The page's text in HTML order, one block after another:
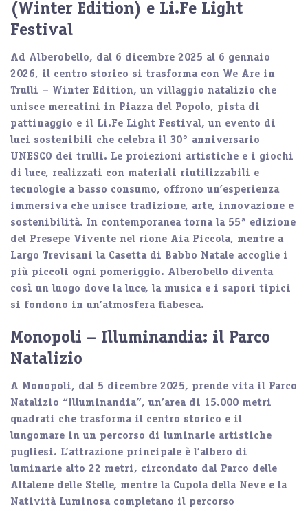
(Winter Edition) e Li.Fe Light
Festival
Ad Alberobello, dal 6 dicembre 2025 al 6 gennaio
2026, il centro storico si trasforma con We Are in
Trulli – Winter Edition, un villaggio natalizio che
unisce mercatini in Piazza del Popolo, pista di
pattinaggio e il Li.Fe Light Festival, un evento di
luci sostenibili che celebra il 30° anniversario
UNESCO dei trulli. Le proiezioni artistiche e i giochi
di luce, realizzati con materiali riutilizzabili e
tecnologie a basso consumo, offrono un’esperienza
immersiva che unisce tradizione, arte, innovazione e
sostenibilità. In contemporanea torna la 55ª edizione
del Presepe Vivente nel rione Aia Piccola, mentre a
Largo Trevisani la Casetta di Babbo Natale accoglie i
più piccoli ogni pomeriggio. Alberobello diventa
così un luogo dove la luce, la musica e i sapori tipici
si fondono in un’atmosfera fiabesca.
Monopoli – Illuminandia: il Parco
Natalizio
A Monopoli, dal 5 dicembre 2025, prende vita il Parco
Natalizio “Illuminandia”, un’area di 15.000 metri
quadrati che trasforma il centro storico e il
lungomare in un percorso di luminarie artistiche
pugliesi. L’attrazione principale è l’albero di
luminarie alto 22 metri, circondato dal Parco delle
Altalene delle Stelle, mentre la Cupola della Neve e la
Natività Luminosa completano il percorso